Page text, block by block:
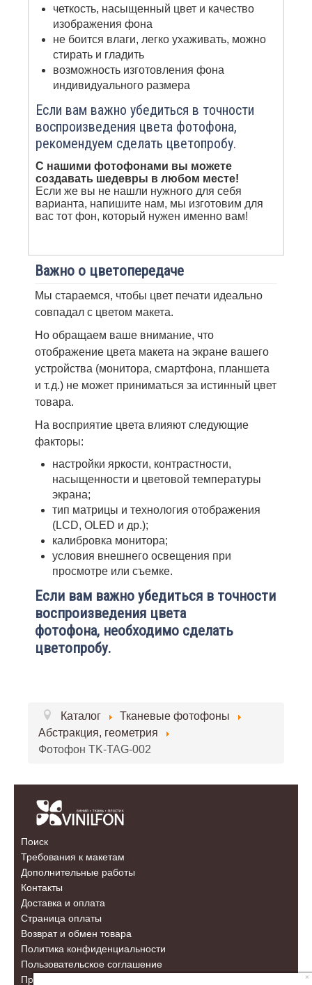
четкость, насыщенный цвет и качество
изображения фона
не боится влаги, легко ухаживать, можно
стирать и гладить
возможность изготовления фона
индивидуального размера
Если вам важно убедиться в точности
воспроизведения цвета фотофона,
рекомендуем сделать цветопробу.
С нашими фотофонами вы можете
создавать шедевры в любом месте!
Если же вы не нашли нужного для себя
варианта, напишите нам, мы изготовим для
вас тот фон, который нужен именно вам!
Важно о цветопередаче
Мы стараемся, чтобы цвет печати идеально
совпадал с цветом макета.
Но обращаем ваше внимание, что
отображение цвета макета на экране вашего
устройства (монитора, смартфона, планшета
и т. д.) не может приниматься за истинный цвет
товара.
На восприятие цвета влияют следующие
факторы:
настройки яркости, контрастности,
насыщенности и цветовой температуры
экрана;
тип матрицы и технология отображения
(LCD, OLED и др.);
калибровка монитора;
условия внешнего освещения при
просмотре или съемке.
Если вам важно убедиться в точности
воспроизведения цвета
фотофона, необходимо сделать
цветопробу.
Каталог
Тканевые фотофоны
Абстракция, геометрия
Фотофон TK-TAG-002
Поиск
Требования к макетам
Дополнительные работы
Контакты
Доставка и оплата
Страница оплаты
Возврат и обмен товара
Политика конфиденциальности
Пользовательское соглашение
Правовая информация
×